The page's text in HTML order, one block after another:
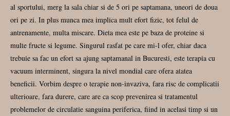
al sportului, merg la sala chiar si de 5 ori pe saptamana, uneori de doua
ori pe zi. In plus munca mea implica mult efort fizic, tot felul de
antrenamente, multa miscare. Dieta mea este pe baza de proteine si
multe fructe si legume. Singurul rasfat pe care mi-l ofer, chiar daca
trebuie sa fac un efort sa ajung saptamanal in Bucuresti, este terapia cu
vacuum interminent, singura la nivel mondial care ofera atatea
beneficii. Vorbim despre o terapie non-invaziva, fara risc de complicatii
ulterioare, fara durere, care are ca scop prevenirea si tratamentul
problemelor de circulatie sanguina periferica, fiind in acelasi timp si un